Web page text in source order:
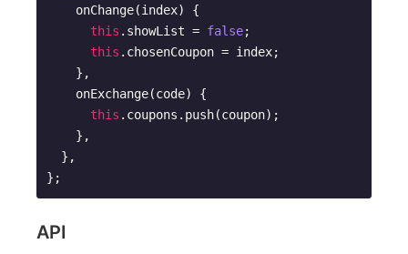
this .showList = false;
this .chosenCoupon = index;
this .coupons.push(coupon);
API